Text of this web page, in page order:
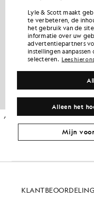
KINDERKLEDING
£50.00
Lyle & Scott maakt
te verbeteren, de
het gebruik van de
informatie over uw
advertentiepartners
instellingen
selecteren.
Lees hier
Alleen het
Mijn